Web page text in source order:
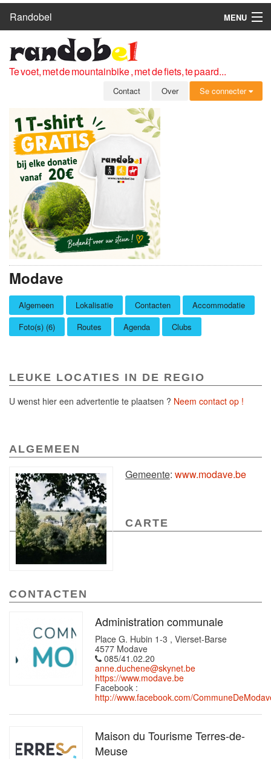
Randobel
MENU
ROUTES
CLUBS
OVER
LEDEN
ZICH AANMELDEN
GRATIS REGISTRATIE
WACHTWOORD VERGETEN
Te voet, met de mountainbike , met de fiets, te paard...
Contact Over Se connecter
Modave
Algemeen Lokalisatie Contacten
Accommodatie
Foto(s) (6)
Routes Agenda Clubs
LEUKE LOCATIES IN DE REGIO
U wenst hier een advertentie te plaatsen ? Neem contact op !
ALGEMEEN
Gemeente: www.modave.be
CARTE
CONTACTEN
Administration communale
Place G. Hubin 1-3 , Vierset-Barse
4577 Modave
085/41.02.20
anne.duchene@skynet.be
https://www.modave.be
Facebook :
http://www.facebook.com/
Maison du Tourisme Terres-de-
Meuse